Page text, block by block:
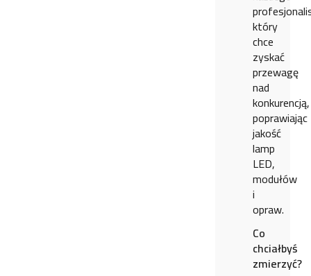
który
chce
zyskać
przewagę
nad
konkurencją,
poprawiając
jakość
lamp
LED,
modułów
i
opraw.
Co
chciałbyś
zmierzyć?